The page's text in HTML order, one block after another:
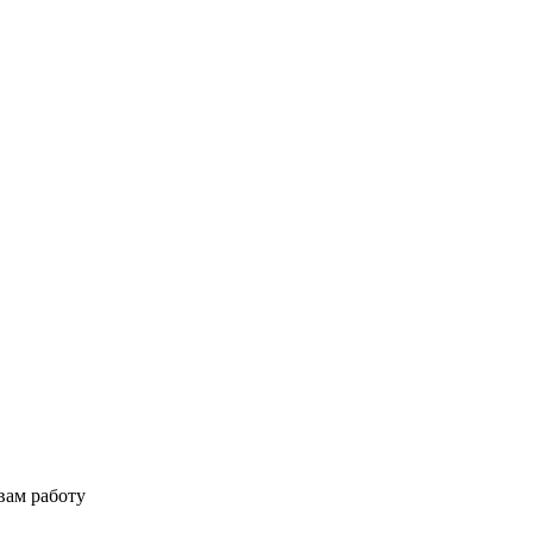
работу